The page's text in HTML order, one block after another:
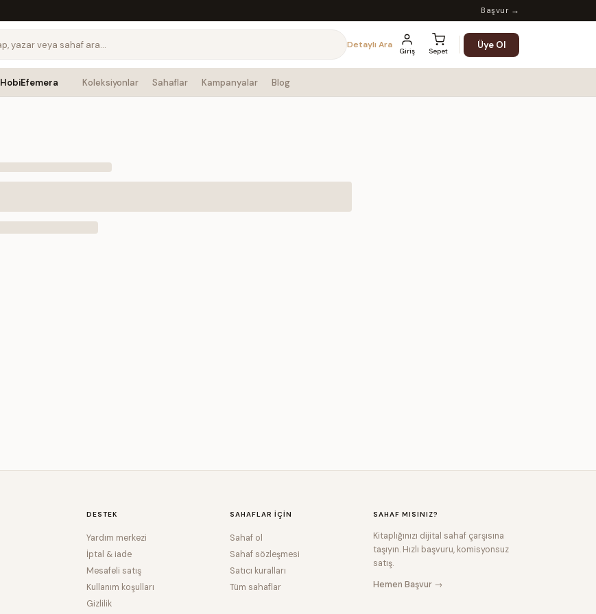
Başvur →
Detaylı Ara
Giriş Sepet
Üye Ol
HobiEfemera Koleksiyonlar Sahaflar Kampanyalar Blog
DESTEK
Yardım merkezi
İptal & iade
Mesafeli satış
Kullanım koşulları
Gizlilik
SAHAFLAR IÇIN
Sahaf ol
Sahaf sözleşmesi
Satıcı kuralları
Tüm sahaflar
SAHAF MISINIZ?
Kitaplığınızı dijital sahaf çarşısına
taşıyın. Hızlı başvuru, komisyonsuz
satış.
Hemen Başvur →